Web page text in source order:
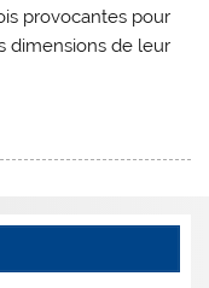
provocantes pour
dimensions de leur